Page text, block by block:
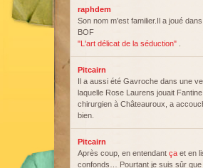
raphdem
Son nom m'est familier.Il a joué
BOF
"L'art délicat de la séduction"
Pitcairn
Il a aussi été Gavroche dans une
laquelle Rose Laurens jouait
chirurgien à Châteauroux, a
bien.
Pitcairn
Après coup, en entendant ça et en
confonds… Pourtant je suis sûr que